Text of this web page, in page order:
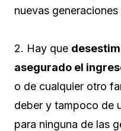
nuevas
2. Hay que
asegurado el
o de cualquier otro
deber y tampoco de
para ninguna de las